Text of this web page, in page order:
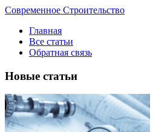
Современное Строительство
Главная
Все статьи
Обратная связь
Новые статьи